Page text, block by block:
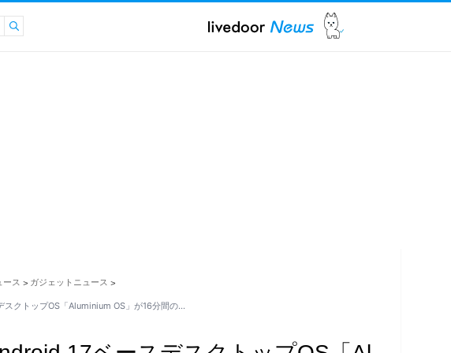
ース > ガジェットニュース >
クトップOS「Aluminium OS」が16分間の…